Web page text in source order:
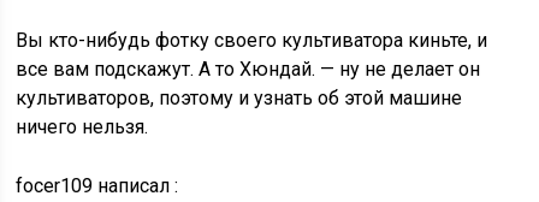
Вы кто-нибудь фотку своего культиватора киньте, и
все вам подскажут. А то Хюндай. — ну не делает он
культиваторов, поэтому и узнать об этой машине
ничего нельзя.
focer109 написал :